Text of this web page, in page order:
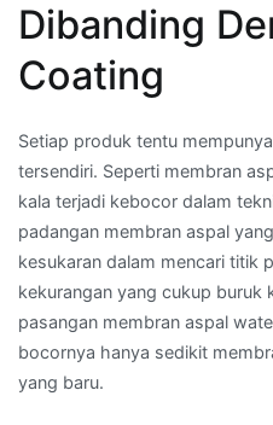
Dibanding
Coating
Setiap produk tentu
tersendiri. Seperti membran
kala terjadi kebocor dalam
padangan membran aspal
kesukaran dalam mencari titik
kekurangan yang cukup buruk
pasangan membran aspal
bocornya hanya sedikit
yang baru.